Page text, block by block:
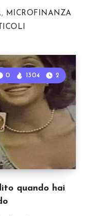
, MICROFINANZA
quando hai
0 1304 2